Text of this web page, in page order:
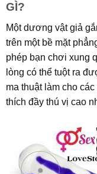
GÌ?
Một dương vật giả
trên một bề mặt
phép bạn chơi xung
lòng có thể tuột ra
ma thuật làm cho
thích đầy thú vị cao